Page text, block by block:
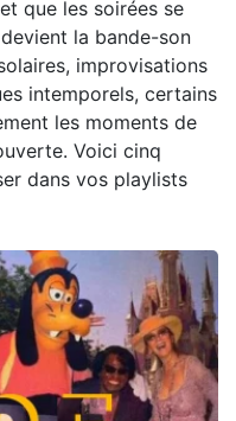
que les soirées se
la bande-son
improvisations
intemporels, certains
les moments de
Voici cinq
dans vos playlists